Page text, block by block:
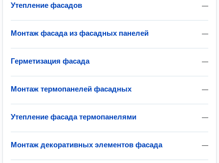
—
Утепление фасадов
—
Монтаж фасада из фасадных панелей
—
Герметизация фасада
—
Монтаж термопанелей фасадных
—
Утепление фасада термопанелями
—
Монтаж декоративных элементов фасада